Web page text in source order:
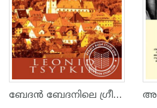
ബേദ‌ന്‍ ബേദനിലെ ഗ്രീഷ്മകാലത്ത്